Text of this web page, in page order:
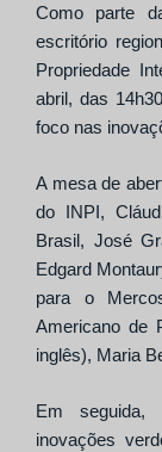
Como parte
escritório
Propriedade
abril, das
foco nas
A mesa de
do INPI,
Brasil, José
Edgard
para o
Americano de
inglês), Maria
Em seguida,
inovações